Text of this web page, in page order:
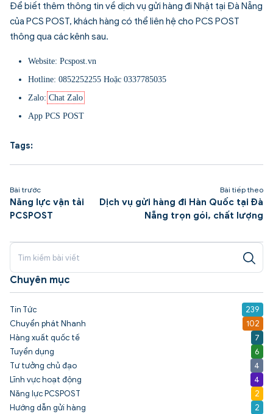
Để biết thêm thông tin về dịch vụ gửi hàng đi Nhật tại Đà Nẵng
của PCS POST, khách hàng có thể liên hệ cho PCS POST
thông qua các kênh sau.
Website: Pcspost.vn
Hotline: 0852252255 Hoặc 0337785035
Zalo:Chat Zalo
App PCS POST
Tags:
Bài trước
Năng lực vận tải
PCSPOST
Bài tiếp theo
Dịch vụ gửi hàng đi Hàn Quốc tại Đà
Nẵng trọn gói, chất lượng
Chuyên mục
Tin Tức
239
Chuyển phát Nhanh
102
Hàng xuất quốc tế
7
Tuyển dụng
6
Tư tưởng chủ đạo
4
Lĩnh vực hoạt động
4
Năng lực PCSPOST
2
Hướng dẫn gửi hàng
2